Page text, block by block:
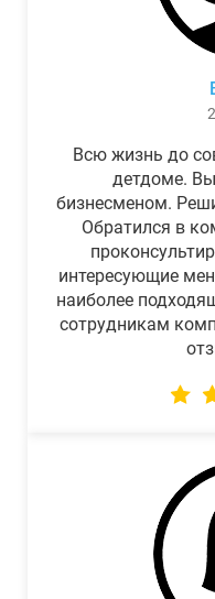
Всю жизнь до
детдоме.
бизнесменом.
Обратился в
интересующие
наиболее
сотрудникам